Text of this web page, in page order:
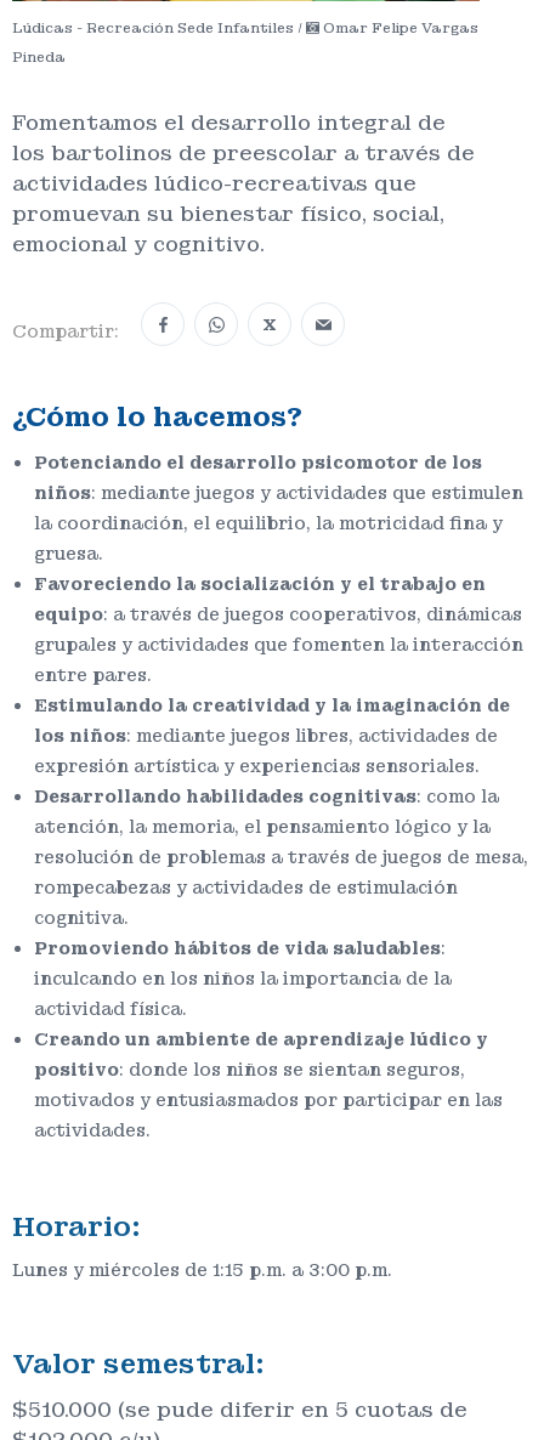
Lúdicas - Recreación Sede Infantiles /
Omar Felipe Vargas
Pineda
Fomentamos el desarrollo integral de
los bartolinos de preescolar a través de
actividades lúdico-recreativas que
promuevan su bienestar físico, social,
emocional y cognitivo.
Compartir: X
¿Cómo lo hacemos?
Potenciando el desarrollo psicomotor de los
niños: mediante juegos y actividades que estimulen
la coordinación, el equilibrio, la motricidad fina y
gruesa.
Favoreciendo la socialización y el trabajo en
equipo: a través de juegos cooperativos, dinámicas
grupales y actividades que fomenten la interacción
entre pares.
Estimulando la creatividad y la imaginación de
los niños: mediante juegos libres, actividades de
expresión artística y experiencias sensoriales.
Desarrollando habilidades cognitivas: como la
atención, la memoria, el pensamiento lógico y la
resolución de problemas a través de juegos de mesa,
rompecabezas y actividades de estimulación
cognitiva.
Promoviendo hábitos de vida saludables:
inculcando en los niños la importancia de la
actividad física.
Creando un ambiente de aprendizaje lúdico y
positivo: donde los niños se sientan seguros,
motivados y entusiasmados por participar en las
actividades.
Horario:
Lunes y miércoles de 1:15 p.m. a 3:00 p.m.
Valor semestral:
$510.000 (se pude diferir en 5 cuotas de